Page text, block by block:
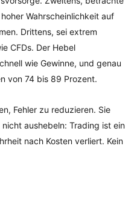
Wahrscheinlichkeit auf
Drittens, sei extrem
CFDs. Der Hebel
wie Gewinne, und genau
von 74 bis 89 Prozent.
Fehler zu reduzieren. Sie
aushebeln: Trading ist ein
nach Kosten verliert. Kein